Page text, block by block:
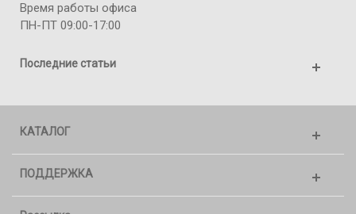
Время работы офиса
ПН-ПТ 09:00-17:00
Последние статьи
КАТАЛОГ
ПОДДЕРЖКА